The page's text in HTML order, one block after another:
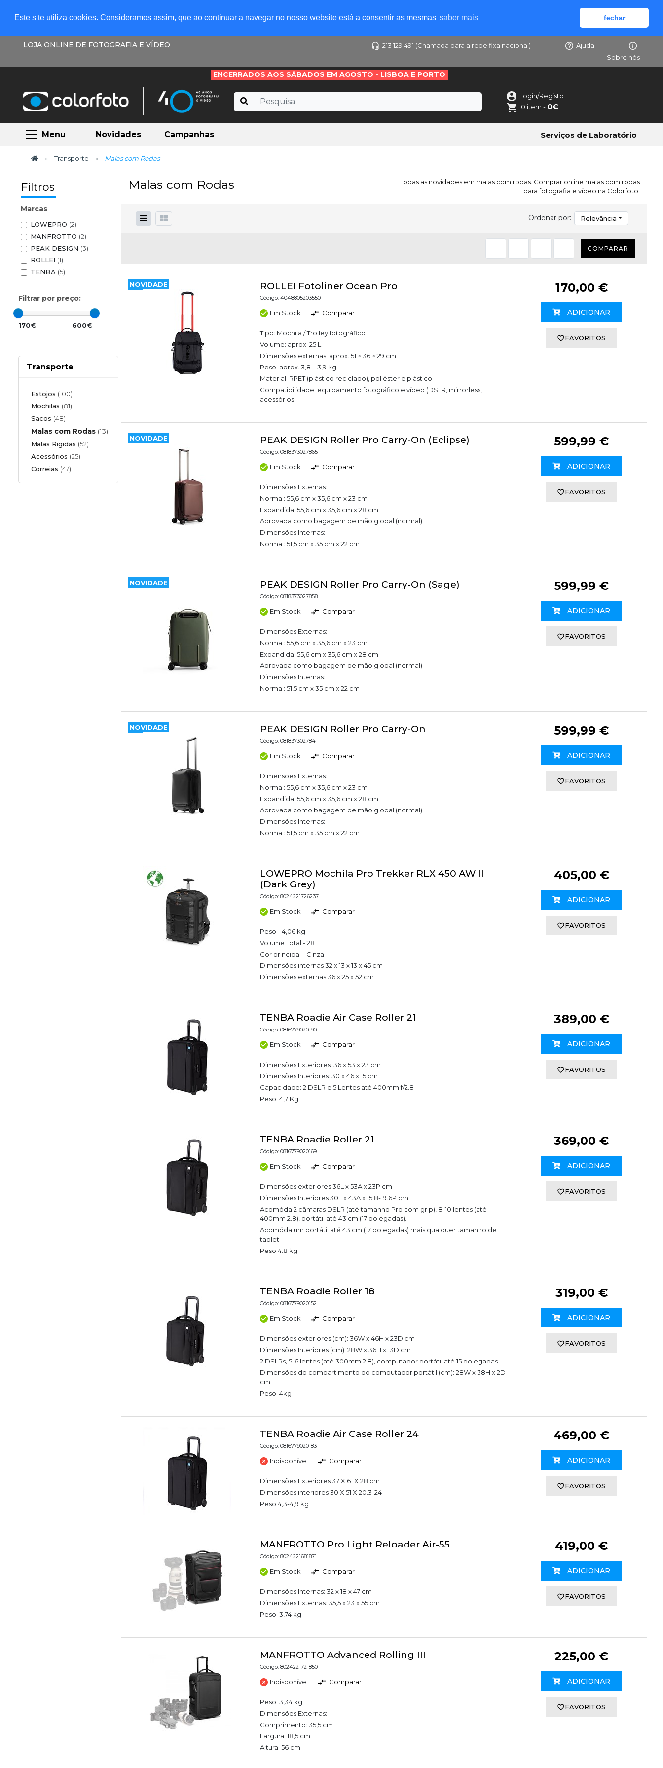
Este site utiliza cookies. Consideramos assim, que ao continuar a navegar no nosso website está a consentir as mesmas saber mais fechar
LOJA ONLINE DE FOTOGRAFIA E VÍDEO 213 129 491 (Chamada para a rede fixa nacional)
Ajuda
Sobre nós
ENCERRADOS AOS SÁBADOS EM AGOSTO - LISBOA E PORTO
Login/Registo
0 item - 0€
Menu Novidades Campanhas Serviços de Laboratório
Transporte Malas com Rodas
Filtros
Marcas
LOWEPRO (2)
MANFROTTO (2)
PEAK DESIGN (3)
ROLLEI (1)
TENBA (5)
Filtrar por preço:
170€ 600€
Transporte
Estojos (100)
Mochilas (81)
Sacos (48)
Malas com Rodas (13)
Malas Rígidas (52)
Acessórios (25)
Correias (47)
Malas com Rodas
Todas as novidades em malas com rodas. Comprar online malas com rodas
para fotografia e vídeo na Colorfoto!
Ordenar por: Relevância
COMPARAR
NOVIDADE ROLLEI Fotoliner Ocean Pro
Código: 4048805203550
Em Stock Comparar
Tipo: Mochila / Trolley fotográfico
Volume: aprox. 25 L
Dimensões externas: aprox. 51 × 36 × 29 cm
Peso: aprox. 3,8 – 3,9 kg
Material: RPET (plástico reciclado), poliéster e plástico
Compatibilidade: equipamento fotográfico e vídeo (DSLR, mirrorless,
acessórios)
170,00 €
ADICIONAR
FAVORITOS
NOVIDADE PEAK DESIGN Roller Pro Carry-On (Eclipse)
Código: 0818373027865
Em Stock Comparar
Dimensões Externas:
Normal: 55,6 cm x 35,6 cm x 23 cm
Expandida: 55,6 cm x 35,6 cm x 28 cm
Aprovada como bagagem de mão global (normal)
Dimensões Internas:
Normal: 51,5 cm x 35 cm x 22 cm
599,99 €
ADICIONAR
FAVORITOS
NOVIDADE PEAK DESIGN Roller Pro Carry-On (Sage)
Código: 0818373027858
Em Stock Comparar
Dimensões Externas:
Normal: 55,6 cm x 35,6 cm x 23 cm
Expandida: 55,6 cm x 35,6 cm x 28 cm
Aprovada como bagagem de mão global (normal)
Dimensões Internas:
Normal: 51,5 cm x 35 cm x 22 cm
599,99 €
ADICIONAR
FAVORITOS
NOVIDADE PEAK DESIGN Roller Pro Carry-On
Código: 0818373027841
Em Stock Comparar
Dimensões Externas:
Normal: 55,6 cm x 35,6 cm x 23 cm
Expandida: 55,6 cm x 35,6 cm x 28 cm
Aprovada como bagagem de mão global (normal)
Dimensões Internas:
Normal: 51,5 cm x 35 cm x 22 cm
599,99 €
ADICIONAR
FAVORITOS
LOWEPRO Mochila Pro Trekker RLX 450 AW II
(Dark Grey)
Código: 8024221726237
Em Stock Comparar
Peso - 4,06 kg
Volume Total - 28 L
Cor principal - Cinza
Dimensões internas 32 x 13 x 13 x 45 cm
Dimensões externas 36 x 25 x 52 cm
405,00 €
ADICIONAR
FAVORITOS
TENBA Roadie Air Case Roller 21
Código: 0816779020190
Em Stock Comparar
Dimensões Exteriores: 36 x 53 x 23 cm
Dimensões Interiores: 30 x 46 x 15 cm
Capacidade: 2 DSLR e 5 Lentes até 400mm f/2.8
Peso: 4,7 Kg
389,00 €
ADICIONAR
FAVORITOS
TENBA Roadie Roller 21
Código: 0816779020169
Em Stock Comparar
Dimensões exteriores 36L x 53A x 23P cm
Dimensões Interiores 30L x 43A x 15.8-19.6P cm
Acomóda 2 câmaras DSLR (até tamanho Pro com grip), 8-10 lentes (até
400mm 2.8), portátil até 43 cm (17 polegadas).
Acomóda um portátil até 43 cm (17 polegadas) mais qualquer tamanho de
tablet.
Peso 4.8 kg
369,00 €
ADICIONAR
FAVORITOS
TENBA Roadie Roller 18
Código: 0816779020152
Em Stock Comparar
Dimensões exteriores (cm): 36W x 46H x 23D cm
Dimensões Interiores (cm): 28W x 36H x 13D cm
2 DSLRs, 5-6 lentes (até 300mm 2.8), computador portátil até 15 polegadas.
Dimensões do compartimento do computador portátil (cm): 28W x 38H x 2D
cm
Peso: 4kg
319,00 €
ADICIONAR
FAVORITOS
TENBA Roadie Air Case Roller 24
Código: 0816779020183
Indisponível Comparar
Dimensões Exteriores 37 X 61 X 28 cm
Dimensões interiores 30 X 51 X 20.3-24
Peso 4,3-4,9 kg
469,00 €
ADICIONAR
FAVORITOS
MANFROTTO Pro Light Reloader Air-55
Código: 8024221681871
Em Stock Comparar
Dimensões Internas: 32 x 18 x 47 cm
Dimensões Externas: 35,5 x 23 x 55 cm
Peso: 3,74 kg
419,00 €
ADICIONAR
FAVORITOS
MANFROTTO Advanced Rolling III
Código: 8024221721850
Indisponível Comparar
Peso: 3,34 kg
Dimensões Externas:
Comprimento: 35,5 cm
Largura: 18,5 cm
Altura: 56 cm
225,00 €
ADICIONAR
FAVORITOS